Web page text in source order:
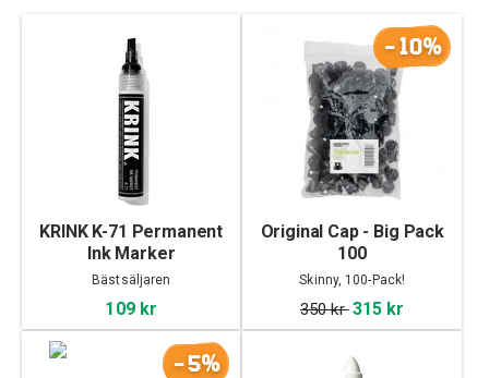
KRINK K-71 Permanent
Ink Marker
Bästsäljaren
109 kr
-10%
Original Cap - Big Pack
100
Skinny, 100-Pack!
350 kr315 kr
-5%